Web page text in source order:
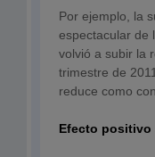
Por ejemplo, la
espectacular de
volvió a subir la
trimestre de
reduce como
Efecto positivo